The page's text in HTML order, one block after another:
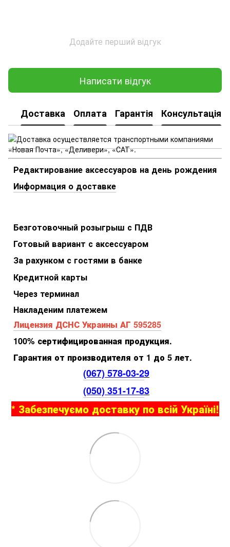
Додайте перший відгук
Написати відгук
Доставка Оплата Гарантія Консультація
Редактирование аксессуаров на день рождения
Информация о доставке
Безготовочный розыгрыш с ПДВ
Готовый вариант с аксессуаром
За рахунком с гостями в банке
Кредитной карты
Через терминал
Накладеним платежем
Лицензия ДСНС Украины АГ 595285
100% сертифицированная продукция.
Гарантия от производителя от 1 до 5 лет.
(067) 578-03-29
(050) 351-17-83
* Забезпечуємо доставку по всій Україні!